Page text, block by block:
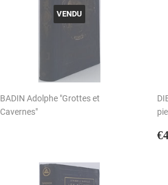
VENDU
BADIN Adolphe "Grottes et
Cavernes"